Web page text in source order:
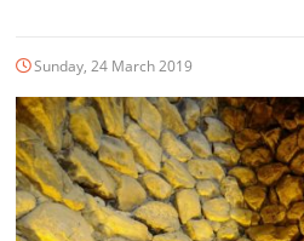
Sunday, 24 March 2019